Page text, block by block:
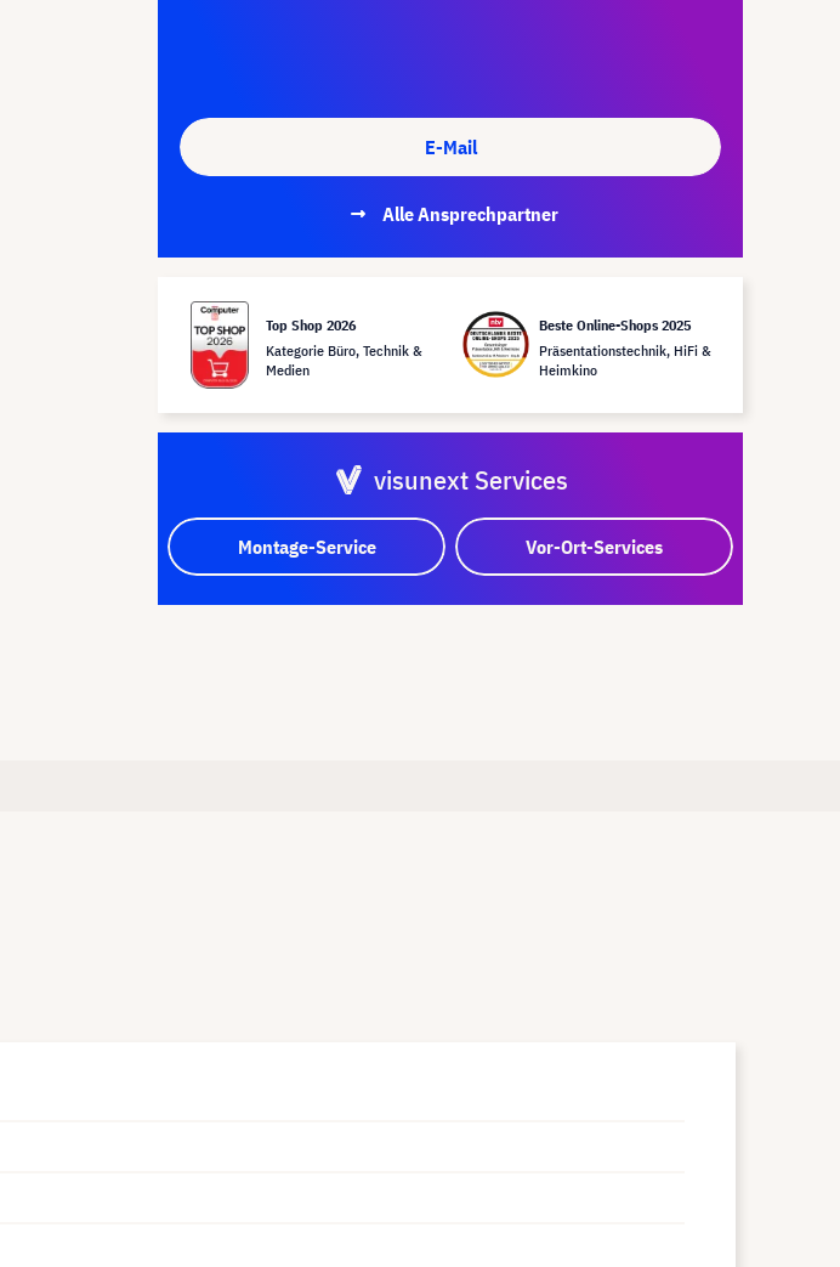
E-Mail
Alle Ansprechpartner
Top Shop 2026
Kategorie Büro, Technik &
Medien
Beste Online-Shops 2025
Präsentationstechnik, HiFi &
Heimkino
visunext Services
Montage-Service Vor-Ort-Services